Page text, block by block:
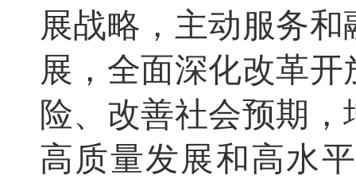
展战略，主动服务
展，全面深化改革
险、改善社会预期
高质量发展和高水